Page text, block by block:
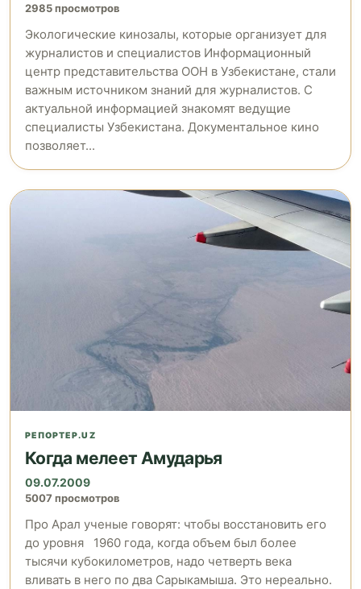
2985 просмотров
Экологические кинозалы, которые организует для
журналистов и специалистов Информационный
центр представительства ООН в Узбекистане, стали
важным источником знаний для журналистов. С
актуальной информацией знакомят ведущие
специалисты Узбекистана. Документальное кино
позволяет...
РЕПОРТЕР.UZ
Когда мелеет Амударья
09.07.2009
5007 просмотров
Про Арал ученые говорят: чтобы восстановить его
до уровня 1960 года, когда объем был более
тысячи кубокилометров, надо четверть века
вливать в него по два Сарыкамыша. Это нереально.